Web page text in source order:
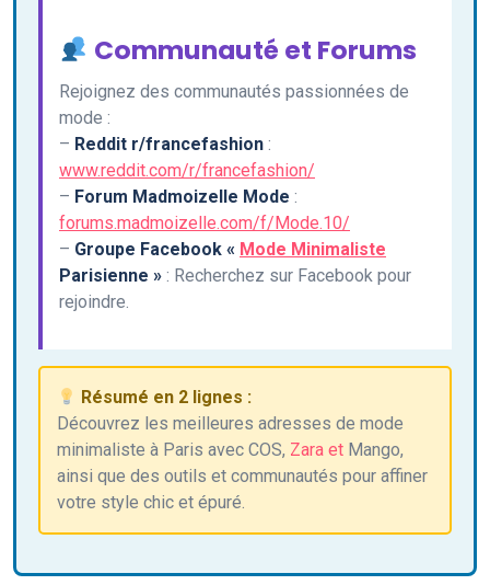
Communauté et Forums
Rejoignez des communautés passionnées de
mode :
– Reddit r/francefashion :
www.reddit.com/r/francefashion/
– Forum Madmoizelle Mode :
forums.madmoizelle.com/f/Mode.10/
– Groupe Facebook « Mode Minimaliste
Parisienne » : Recherchez sur Facebook pour
rejoindre.
Résumé en 2 lignes :
Découvrez les meilleures adresses de mode
minimaliste à Paris avec COS, Zara et Mango,
ainsi que des outils et communautés pour affiner
votre style chic et épuré.